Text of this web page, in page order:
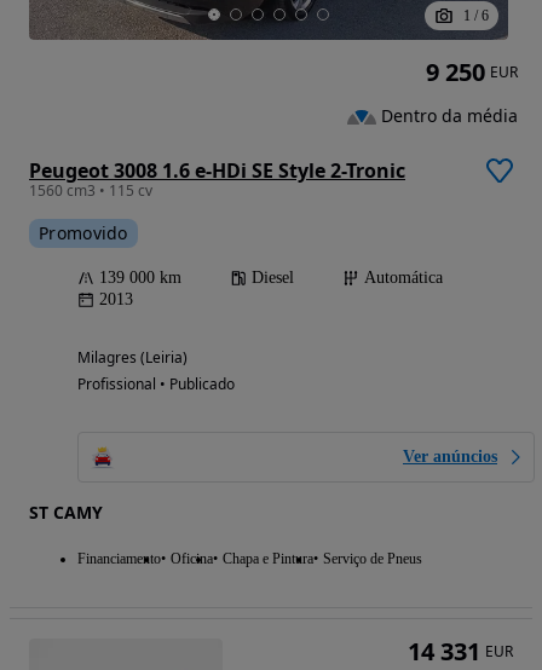
1 / 6
Peugeot 3008 1.6 e-HDi SE Style 2-Tronic
1560 cm3 • 115 cv
Promovido
139 000 km Diesel
Automática
2013
Milagres (Leiria)
Profissional • Publicado
Ver anúncios
ST CAMY
Financiamento Oficina Chapa e Pintura Serviço de Pneus
9 250 EUR
Dentro da média
14 331 EUR